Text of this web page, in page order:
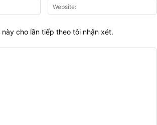
Email:*
cho lần tiếp theo tôi nhận xét.